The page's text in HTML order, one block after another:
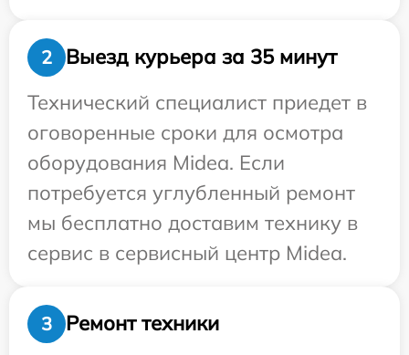
2
Выезд курьера за 35 минут
Технический специалист приедет в
оговоренные сроки для осмотра
оборудования Midea. Если
потребуется углубленный ремонт
мы бесплатно доставим технику в
сервис в сервисный центр Midea.
3 Ремонт техники